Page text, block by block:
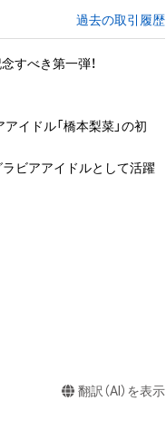
過去の取引履歴
すべき第一弾！
イドル「橋本梨菜」の初
ビアアイドルとして活躍
翻訳（AI）を表示